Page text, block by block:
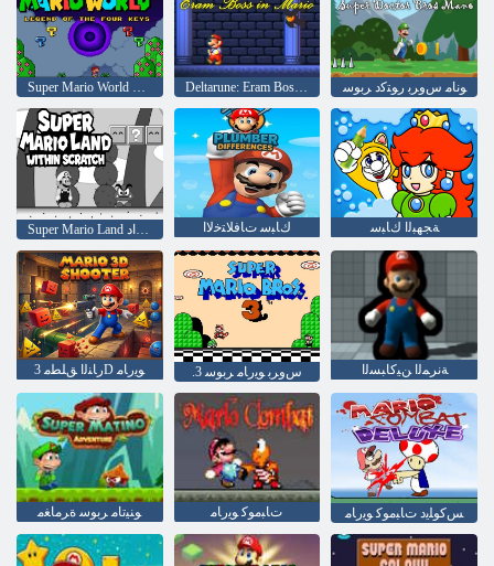
Super Mario World Legend of the Four Keys Deltarune: Eram Boss in Mario ﻮﻧﺎﻣ ﺱﻭﺮﺑ ﺭﻮﺘﻛﺩ ﺮﺑﻮﺳ
ﻙﺎﺒﺳ ﺕﺎﻓﻼ ﺘﺧﻻ ﺍ ﺔﺠﻬﺒﻟﺍ ﻙﺎﺒﺳ
ﺭﺎﻨﻟﺍ ﻖﻠﻄﻣ 3D ﻮﻳﺭﺎﻣ .ﺱﻭﺮﺑ ﻮﻳﺭﺎﻣ ﺮﺑﻮﺳ 3 ﺔﻧﺮﻤﻟﺍ ﻦﻴﻛﺎﺒﺴﻟﺍ
ﻮﻨﻴﺗﺎﻣ ﺮﺑﻮﺳ ﺓﺮﻣﺎﻐﻣ ﺕﺎﺒﻣﻮﻛ ﻮﻳﺭﺎﻣ ﺲﻛﻮﻠﻳﺩ ﺕﺎﺒﻣﻮﻛ ﻮﻳﺭﺎﻣ